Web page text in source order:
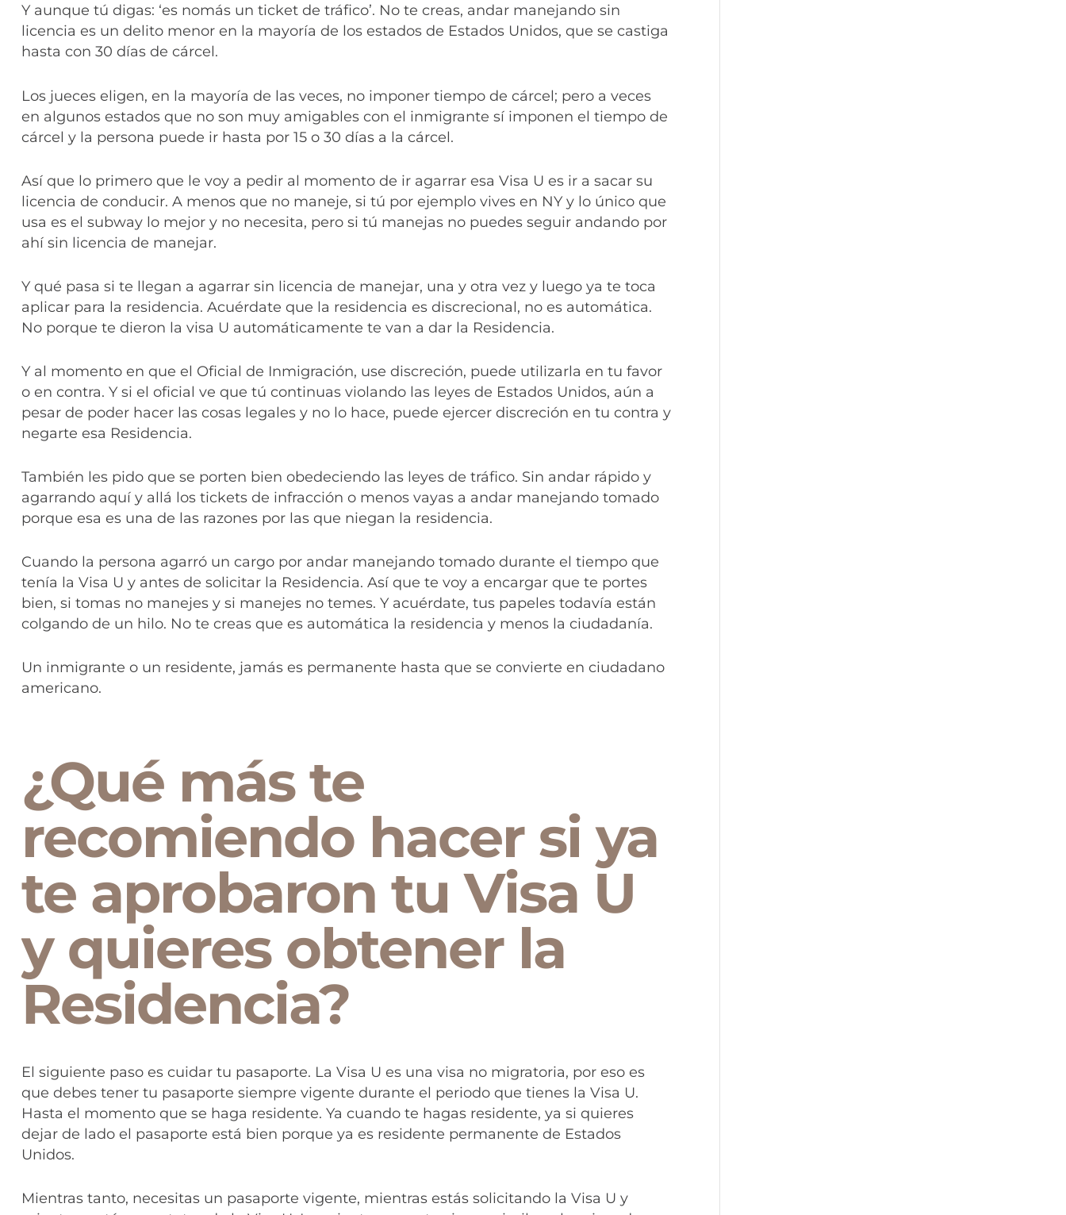
Y aunque tú digas: ‘es nomás un ticket de tráfico’. No te creas, andar manejando sin
licencia es un delito menor en la mayoría de los estados de Estados Unidos, que se castiga
hasta con 30 días de cárcel.
Los jueces eligen, en la mayoría de las veces, no imponer tiempo de cárcel; pero a veces
en algunos estados que no son muy amigables con el inmigrante sí imponen el tiempo de
cárcel y la persona puede ir hasta por 15 o 30 días a la cárcel.
Así que lo primero que le voy a pedir al momento de ir agarrar esa Visa U es ir a sacar su
licencia de conducir. A menos que no maneje, si tú por ejemplo vives en NY y lo único que
usa es el subway lo mejor y no necesita, pero si tú manejas no puedes seguir andando por
ahí sin licencia de manejar.
Y qué pasa si te llegan a agarrar sin licencia de manejar, una y otra vez y luego ya te toca
aplicar para la residencia. Acuérdate que la residencia es discrecional, no es automática.
No porque te dieron la visa U automáticamente te van a dar la Residencia.
Y al momento en que el Oficial de Inmigración, use discreción, puede utilizarla en tu favor
o en contra. Y si el oficial ve que tú continuas violando las leyes de Estados Unidos, aún a
pesar de poder hacer las cosas legales y no lo hace, puede ejercer discreción en tu contra y
negarte esa Residencia.
También les pido que se porten bien obedeciendo las leyes de tráfico. Sin andar rápido y
agarrando aquí y allá los tickets de infracción o menos vayas a andar manejando tomado
porque esa es una de las razones por las que niegan la residencia.
Cuando la persona agarró un cargo por andar manejando tomado durante el tiempo que
tenía la Visa U y antes de solicitar la Residencia. Así que te voy a encargar que te portes
bien, si tomas no manejes y si manejes no temes. Y acuérdate, tus papeles todavía están
colgando de un hilo. No te creas que es automática la residencia y menos la ciudadanía.
Un inmigrante o un residente, jamás es permanente hasta que se convierte en ciudadano
americano.
¿Qué más te
recomiendo hacer si ya
te aprobaron tu Visa U
y quieres obtener la
Residencia?
El siguiente paso es cuidar tu pasaporte. La Visa U es una visa no migratoria, por eso es
que debes tener tu pasaporte siempre vigente durante el periodo que tienes la Visa U.
Hasta el momento que se haga residente. Ya cuando te hagas residente, ya si quieres
dejar de lado el pasaporte está bien porque ya es residente permanente de Estados
Unidos.
Mientras tanto, necesitas un pasaporte vigente, mientras estás solicitando la Visa U y